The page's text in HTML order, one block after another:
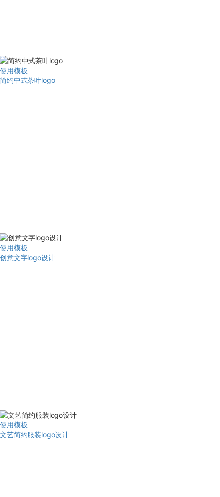
使用模板
简约中式茶叶logo
使用模板
创意文字logo设计
使用模板
文艺简约服装logo设计